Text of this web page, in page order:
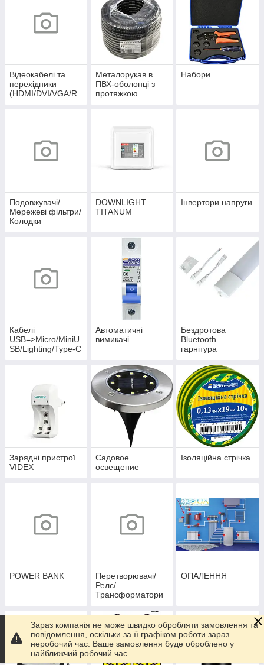
Відеокабелі та
перехідники
(HDMI/DVI/VGA/R
Металорукав в
ПВХ-оболонці з
протяжкою
Набори
Подовжувачі/
Мережеві фільтри/
Колодки
DOWNLIGHT
TITANUM
Інвертори напруги
Кабелі
USB=>Micro/MiniU
SB/Lighting/Type-C
Автоматичні
вимикачі
Бездротова
Bluetooth
гарнітура
Зарядні пристрої
VIDEX
Садовое
освещение
Ізоляційна стрічка
POWER BANK
Перетворювачі/
Релє/
Трансформатори
ОПАЛЕННЯ
Зараз компанія не може швидко обробляти замовлення та
повідомлення, оскільки за її графіком роботи зараз
неробочий час. Ваше замовлення буде оброблено у
найближчий робочий час.